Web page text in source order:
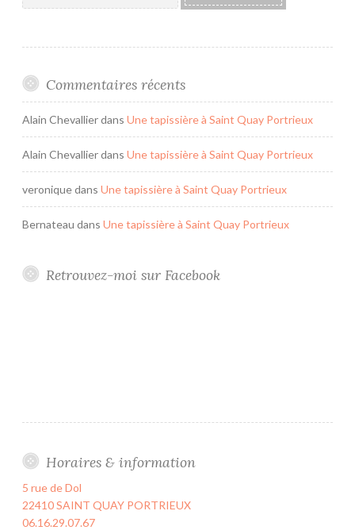
Commentaires récents
Alain Chevallierdans Une tapissière à Saint Quay Portrieux
Alain Chevallierdans Une tapissière à Saint Quay Portrieux
veroniquedans Une tapissière à Saint Quay Portrieux
Bernateau dans Une tapissière à Saint Quay Portrieux
Retrouvez-moi sur Facebook
Horaires & information
5 rue de Dol
22410 SAINT QUAY PORTRIEUX
06.16.29.07.67